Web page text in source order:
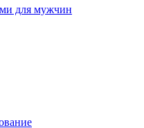
для мужчин